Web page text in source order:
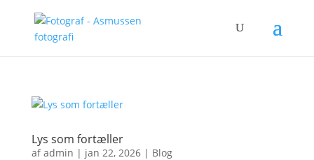
Lys som fortæller
afadmin | jan 22, 2026| Blog